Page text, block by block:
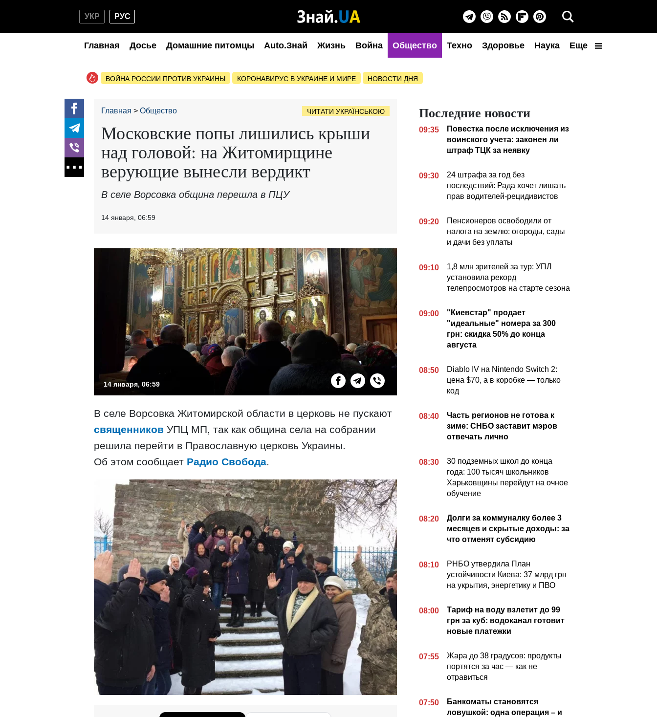
УКР РУС
Главная Досье Домашние питомцы Auto.Знай Жизнь Война Общество Техно Здоровье Наука Еще
ВОЙНА РОССИИ ПРОТИВ УКРАИНЫ КОРОНАВИРУС В УКРАИНЕ И МИРЕ НОВОСТИ ДНЯ
Главная Общество ЧИТАТИ УКРАЇНСЬКОЮ
Московские попы лишились крыши
над головой: на Житомирщине
верующие вынесли вердикт
В селе Ворсовка община перешла в ПЦУ
14 января, 06:59
14 января, 06:59
В селе Ворсовка Житомирской области в церковь не пускают
священников УПЦ МП, так как община села на собрании
решила перейти в Православную церковь Украины.
Об этом сообщает Радио Свобода.
Последние новости
09:35
Повестка после исключения из
воинского учета: законен ли
штраф ТЦК за неявку
09:30
24 штрафа за год без
последствий: Рада хочет лишать
прав водителей-рецидивистов
09:20
Пенсионеров освободили от
налога на землю: огороды, сады
и дачи без уплаты
09:10
1,8 млн зрителей за тур: УПЛ
установила рекорд
телепросмотров на старте сезона
09:00
"Киевстар" продает
"идеальные" номера за 300
грн: скидка 50% до конца
августа
08:50
Diablo IV на Nintendo Switch 2:
цена $70, а в коробке — только
код
08:40
Часть регионов не готова к
зиме: СНБО заставит мэров
отвечать лично
08:30
30 подземных школ до конца
года: 100 тысяч школьников
Харьковщины перейдут на очное
обучение
08:20
Долги за коммуналку более 3
месяцев и скрытые доходы: за
что отменят субсидию
08:10
РНБО утвердила План
устойчивости Киева: 37 млрд грн
на укрытия, энергетику и ПВО
08:00
Тариф на воду взлетит до 99
грн за куб: водоканал готовит
новые платежки
07:55
Жара до 38 градусов: продукты
портятся за час — как не
отравиться
07:50
Банкоматы становятся
ловушкой: одна операция – и